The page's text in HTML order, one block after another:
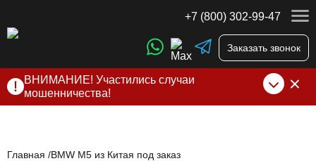
+7 (800) 302-99-47
Заказать звонок
ВНИМАНИЕ! Участились случаи
мошенничества!
нами по официальнымконтактам
Главная BMW M5 из Китая под заказ